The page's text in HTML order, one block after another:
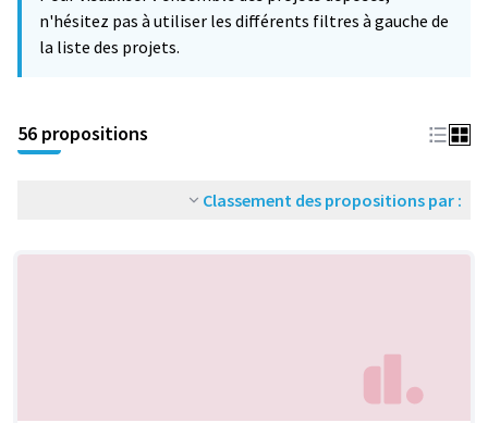
n'hésitez pas à utiliser les différents filtres à gauche de
la liste des projets.
56 propositions
Classement des propositions par :